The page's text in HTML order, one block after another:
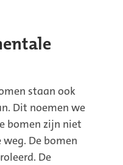
staan ook
Dit noemen we
bomen zijn niet
De bomen
De